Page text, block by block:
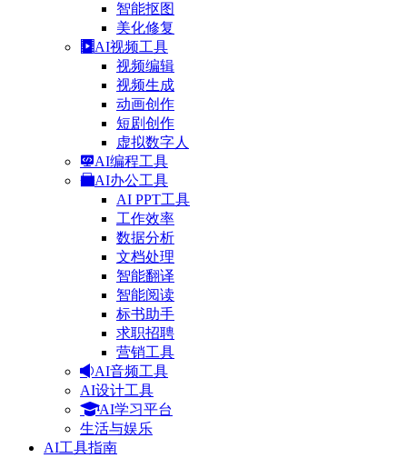
智能抠图
美化修复
AI视频工具
视频编辑
视频生成
动画创作
短剧创作
虚拟数字人
AI编程工具
AI办公工具
AI PPT工具
工作效率
数据分析
文档处理
智能翻译
智能阅读
标书助手
求职招聘
营销工具
AI音频工具
AI设计工具
AI学习平台
生活与娱乐
AI工具指南